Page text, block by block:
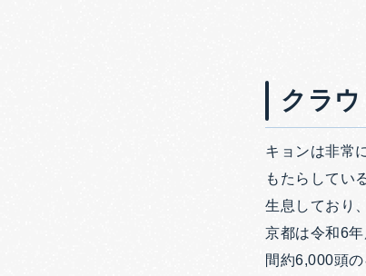
クラ
キョンは非常
もたらしてい
生息しており
京都は令和6
間約6,000頭